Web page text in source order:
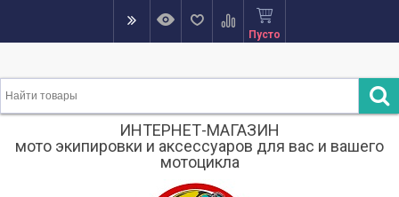
Пусто
ИНТЕРНЕТ-МАГАЗИН
мото экипировки и аксессуаров для вас и вашего
мотоцикла